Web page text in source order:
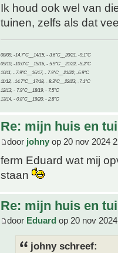
Ik houd ook wel van
tuinen, zelfs als dat
08/09, -14.7°C__14/15, - 3.6°C__20/21, -9.1°C
09/10, -10.0°C__15/16, - 5.9°C__21/22, -5.2°C
10/11, - 7.9°C__16/17, - 7.9°C__21/22, -6.9°C
11/12, -14.7°C__17/18, - 8.3°C__22/23, -7.1°C
12/13, - 7.9°C__18/19, - 7.5°C
13/14, - 0.8°C__19/20, - 2.8°C
Re: mijn huis en
door johny op 20 nov 2024
ferm Eduard wat mij
staan
Re: mijn huis en
door Eduard op 20 nov
johny schreef: